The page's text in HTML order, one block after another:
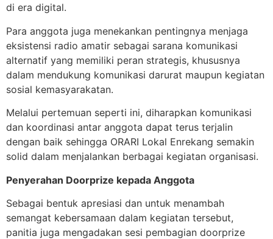
di era digital.
Para anggota juga menekankan pentingnya menjaga
eksistensi radio amatir sebagai sarana komunikasi
alternatif yang memiliki peran strategis, khususnya
dalam mendukung komunikasi darurat maupun kegiatan
sosial kemasyarakatan.
Melalui pertemuan seperti ini, diharapkan komunikasi
dan koordinasi antar anggota dapat terus terjalin
dengan baik sehingga ORARI Lokal Enrekang semakin
solid dalam menjalankan berbagai kegiatan organisasi.
Penyerahan Doorprize kepada Anggota
Sebagai bentuk apresiasi dan untuk menambah
semangat kebersamaan dalam kegiatan tersebut,
panitia juga mengadakan sesi pembagian doorprize